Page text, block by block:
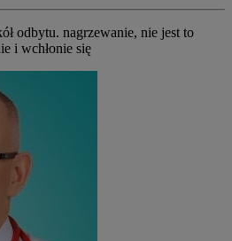
odbytu. nagrzewanie, nie jest to
i wchłonie się